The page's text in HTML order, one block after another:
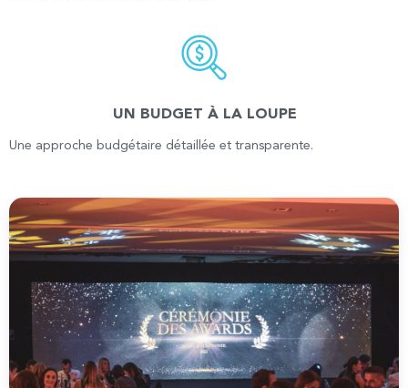
UN BUDGET À LA LOUPE
Une approche budgétaire détaillée et transparente.